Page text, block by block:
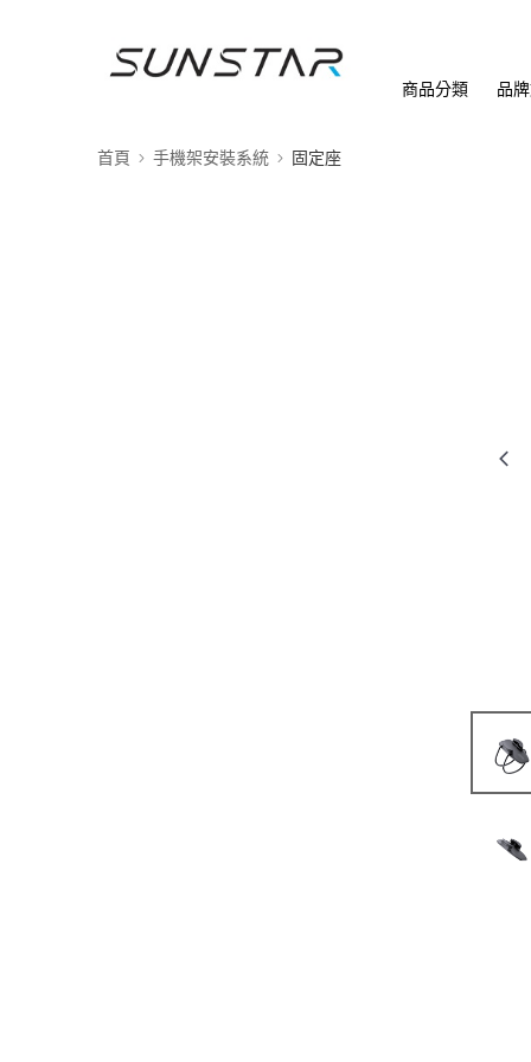
商品分類 品
首頁 手機架安裝系統 固定座